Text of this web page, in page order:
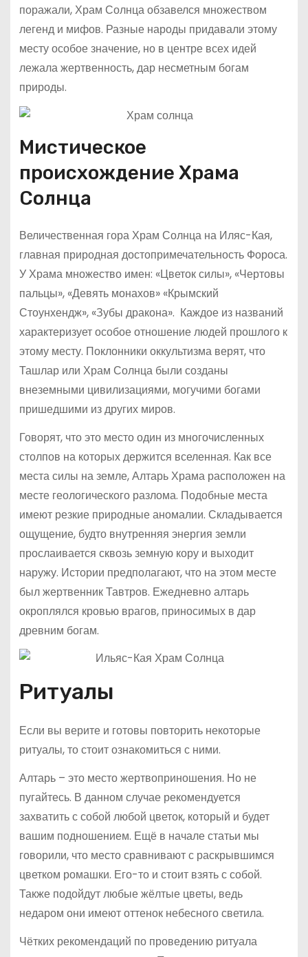
поражали, Храм Солнца обзавелся множеством
легенд и мифов. Разные народы придавали этому
месту особое значение, но в центре всех идей
лежала жертвенность, дар несметным богам
природы.
Мистическое
происхождение Храма
Солнца
Величественная гора Храм Солнца на Иляс-Кая,
главная природная достопримечательность Фороса.
У Храма множество имен: «Цветок силы», «Чертовы
пальцы», «Девять монахов» «Крымский
Стоунхендж», «Зубы дракона». Каждое из названий
характеризует особое отношение людей прошлого к
этому месту. Поклонники оккультизма верят, что
Ташлар или Храм Солнца были созданы
внеземными цивилизациями, могучими богами
пришедшими из других миров.
Говорят, что это место один из многочисленных
столпов на которых держится вселенная. Как все
места силы на земле, Алтарь Храма расположен на
месте геологического разлома. Подобные места
имеют резкие природные аномалии. Складывается
ощущение, будто внутренняя энергия земли
прослаивается сквозь земную кору и выходит
наружу. Истории предполагают, что на этом месте
был жертвенник Тавтров. Ежедневно алтарь
окроплялся кровью врагов, приносимых в дар
древним богам.
Ритуалы
Если вы верите и готовы повторить некоторые
ритуалы, то стоит ознакомиться с ними.
Алтарь – это место жертвоприношения. Но не
пугайтесь. В данном случае рекомендуется
захватить с собой любой цветок, который и будет
вашим подношением. Ещё в начале статьи мы
говорили, что место сравнивают с раскрывшимся
цветком ромашки. Его-то и стоит взять с собой.
Также подойдут любые жёлтые цветы, ведь
недаром они имеют оттенок небесного светила.
Чётких рекомендаций по проведению ритуала